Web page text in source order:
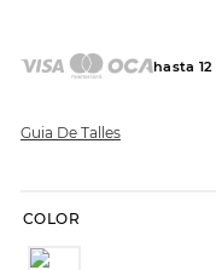
hasta 12
Guia De Talles
COLOR